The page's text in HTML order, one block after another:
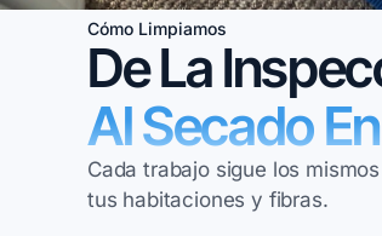
Cómo Limpiamos
De La
Al Secado
Cada trabajo sigue los
tus habitaciones y fibras.